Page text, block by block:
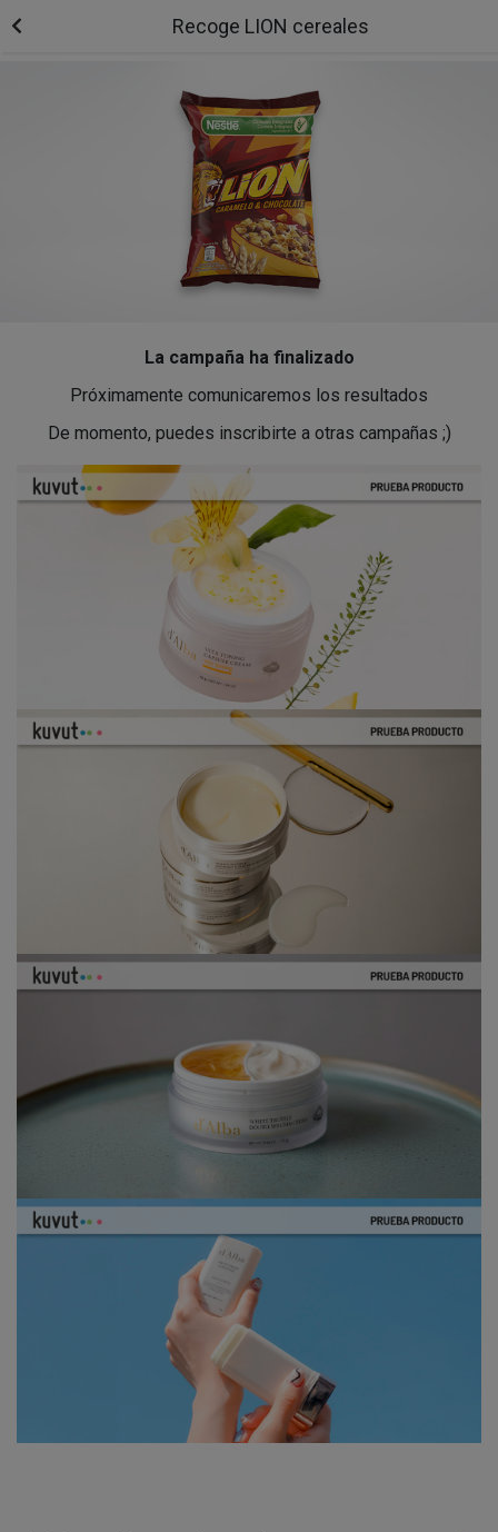
Recoge LION cereales
La campaña ha finalizado
Próximamente comunicaremos los resultados
De momento, puedes inscribirte a otras campañas ;)